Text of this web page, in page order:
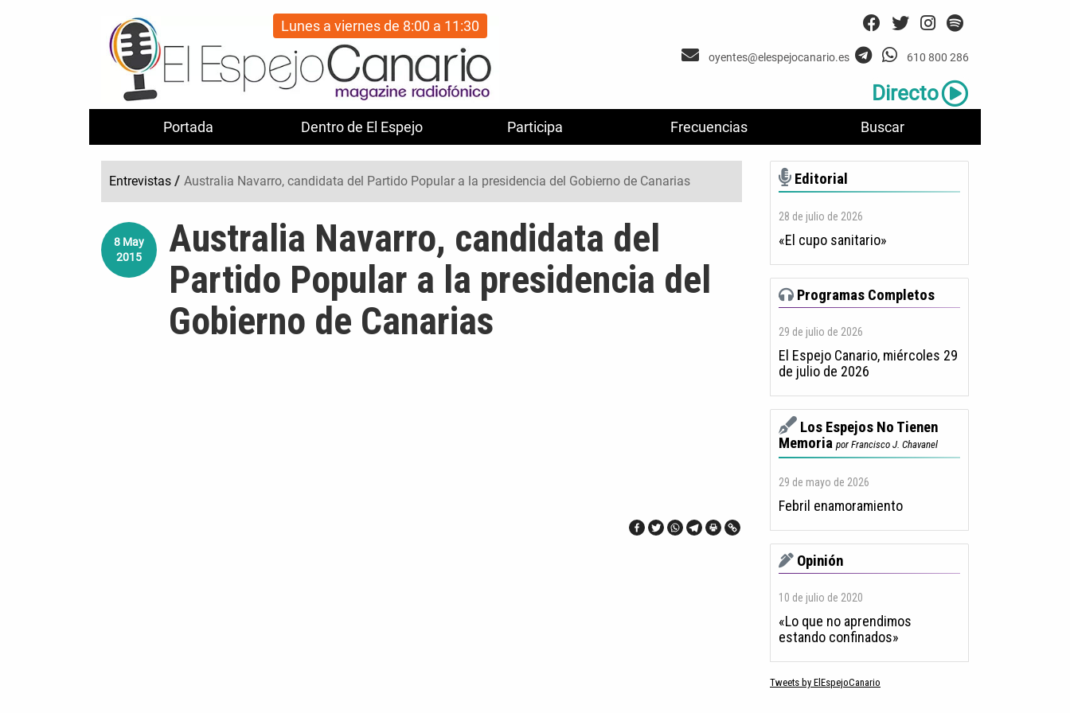
Portada Dentro de El Espejo Participa Frecuencias Buscar
Lunes a viernes de 8:00 a 11:30
oyentes@elespejocanario.es 610 800 286
Directo
Entrevistas / Australia Navarro, candidata del Partido Popular a la presidencia del Gobierno de Canarias
8 May
2015
Australia Navarro, candidata del
Partido Popular a la presidencia del
Gobierno de Canarias
Editorial
28 de julio de 2026
«El cupo sanitario»
Programas Completos
29 de julio de 2026
El Espejo Canario, miércoles 29
de julio de 2026
Los Espejos No Tienen
Memoria por Francisco J. Chavanel
29 de mayo de 2026
Febril enamoramiento
Opinión
10 de julio de 2020
«Lo que no aprendimos
estando confinados»
Tweets by ElEspejoCanario